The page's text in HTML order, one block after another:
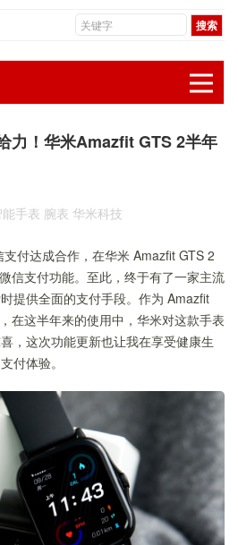
力！华米Amazfit GTS 2半年
手表 腕表 华米科技
付达成合作，在华米 Amazfit GTS 2
信支付功能。至此，终于有了一家主流
提供全面的支付手段。作为 Amazfit
在这半年来的使用中，华米对这款手表
，这次功能更新也让我在享受健康生
付体验。